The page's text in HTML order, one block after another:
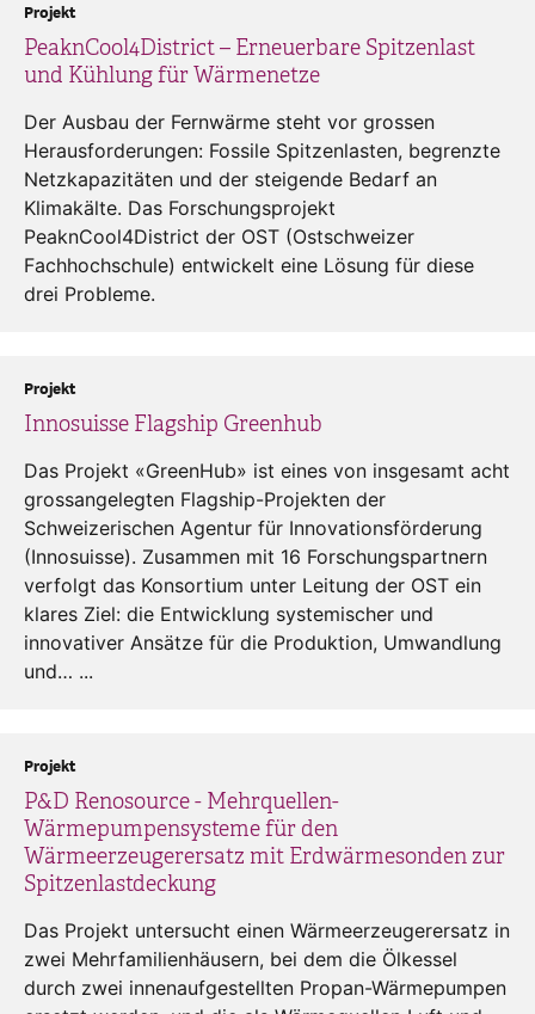
PeaknCool4District – Erneuerbare Spitzenlast
und Kühlung für Wärmenetze
Projekt
Der Ausbau der Fernwärme steht vor grossen
Herausforderungen: Fossile Spitzenlasten, begrenzte
Netzkapazitäten und der steigende Bedarf an
Klimakälte. Das Forschungsprojekt
PeaknCool4District der OST (Ostschweizer
Fachhochschule) entwickelt eine Lösung für diese
drei Probleme.
Innosuisse Flagship Greenhub
Projekt
Das Projekt «GreenHub» ist eines von insgesamt acht
grossangelegten Flagship-Projekten der
Schweizerischen Agentur für Innovationsförderung
(Innosuisse). Zusammen mit 16 Forschungspartnern
verfolgt das Konsortium unter Leitung der OST ein
klares Ziel: die Entwicklung systemischer und
innovativer Ansätze für die Produktion, Umwandlung
und… ...
P&D Renosource - Mehrquellen-
Wärmepumpensysteme für den
Wärmeerzeugerersatz mit Erdwärmesonden zur
Spitzenlastdeckung
Projekt
Das Projekt untersucht einen Wärmeerzeugerersatz in
zwei Mehrfamilienhäusern, bei dem die Ölkessel
durch zwei innenaufgestellten Propan-Wärmepumpen